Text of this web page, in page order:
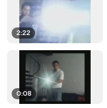
2:22
0:08